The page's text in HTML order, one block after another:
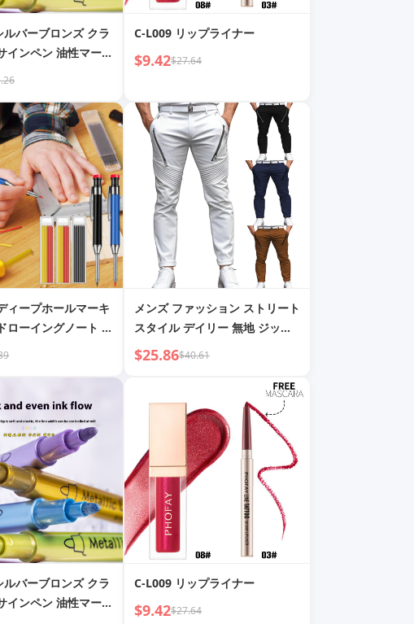
ルバーブロンズ クラ
インペン 油性マーカ
C-L009 リップライナー
$9.42$27.64
ィープホールマーキ
ローイングノート グ
掘鉛筆芯 ミニタイ
メンズ ファッション ストリート
スタイル デイリー 無地 ジッパ
ー プリーツ スリムフィット ス
トレッチ ペンシル テーパードパ
$25.86$40.61
ルバーブロンズ クラ
インペン 油性マーカ
C-L009 リップライナー
$9.42$27.64